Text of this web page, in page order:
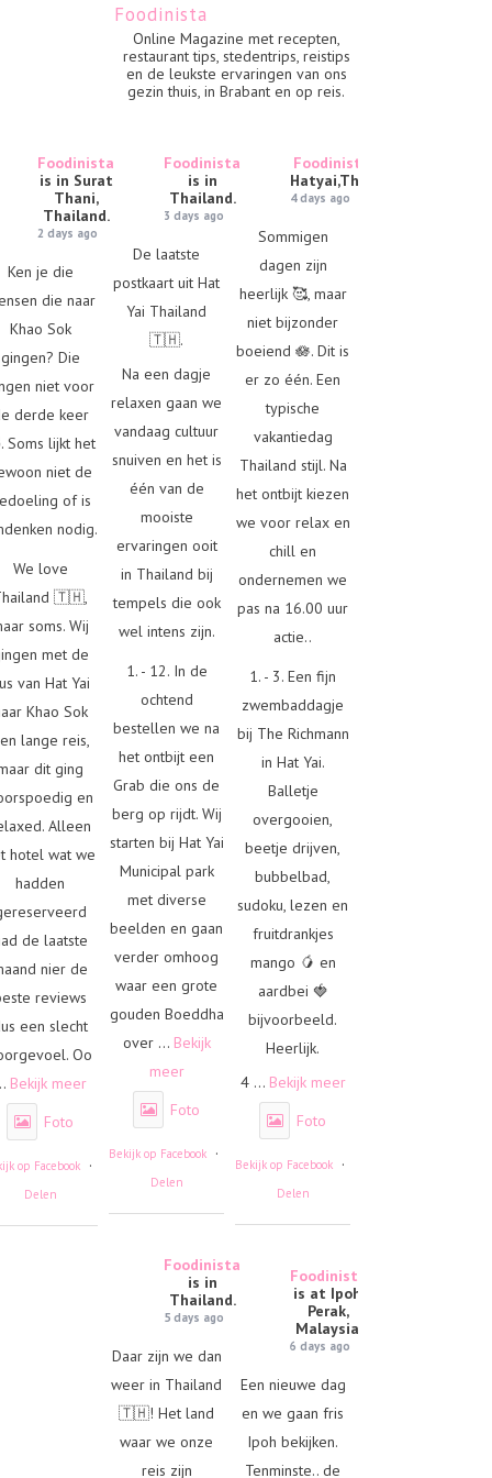
Foodinista
Online Magazine met recepten,
restaurant tips, stedentrips, reistips
en de leukste ervaringen van ons
gezin thuis, in Brabant en op reis.
Foodinista
is in Surat
Thani,
Thailand.
2 days ago
Ken je die
die naar
Khao Sok
gingen? Die
niet voor
derde keer
Soms lijkt het
niet de
of is
nodig.
We love
🇹🇭,
soms. Wij
met de
van Hat Yai
Khao Sok
lange reis,
dit ging
en
Alleen
hotel wat we
hadden
de laatste
nier de
reviews
een slecht
Oo
Bekijk meer
Foto
op Facebook ·
Delen
Foodinista
is in
Thailand.
3 days ago
De laatste
postkaart uit Hat
Yai Thailand
🇹🇭.
Na een dagje
relaxen gaan we
vandaag cultuur
snuiven en het is
één van de
mooiste
ervaringen ooit
in Thailand bij
tempels die ook
wel intens zijn.
1. - 12. In de
ochtend
bestellen we na
het ontbijt een
Grab die ons de
berg op rijdt. Wij
starten bij Hat Yai
Municipal park
met diverse
beelden en gaan
verder omhoog
waar een grote
gouden Boeddha
over ... Bekijk
meer
Foto
Bekijk op Facebook ·
Delen
Foodinista
Hatyai,Thailand.
4 days ago
Sommigen
dagen zijn
heerlijk 🥰, maar
niet bijzonder
boeiend 🪷. Dit is
er zo één. Een
typische
vakantiedag
Thailand stijl. Na
het ontbijt kiezen
we voor relax en
chill en
ondernemen we
pas na 16.00 uur
actie..
1. - 3. Een fijn
zwembaddagje
bij The Richmann
in Hat Yai.
Balletje
overgooien,
beetje drijven,
bubbelbad,
sudoku, lezen en
fruitdrankjes
mango 🥭 en
aardbei 🍓
bijvoorbeeld.
Heerlijk.
4 ... Bekijk meer
Foto
Bekijk op Facebook ·
Delen
Foodinista
is in
Thailand.
5 days ago
Daar zijn we dan
weer in Thailand
🇹🇭! Het land
waar we onze
reis zijn
Foodinista
is at Ipoh,
Perak,
Malaysia.
6 days ago
Een nieuwe dag
en we gaan fris
Ipoh bekijken.
Tenminste.. de